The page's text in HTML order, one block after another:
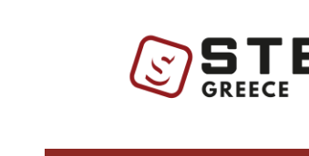
και ασχολούνται με πλυντήρια
απαιτούν επιμέλεια στην εμφάνιση